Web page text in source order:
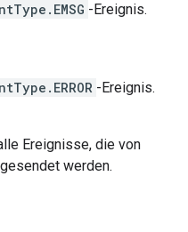
-Ereignis.
-Ereignis.
Ereignisse, die von
gesendet werden.